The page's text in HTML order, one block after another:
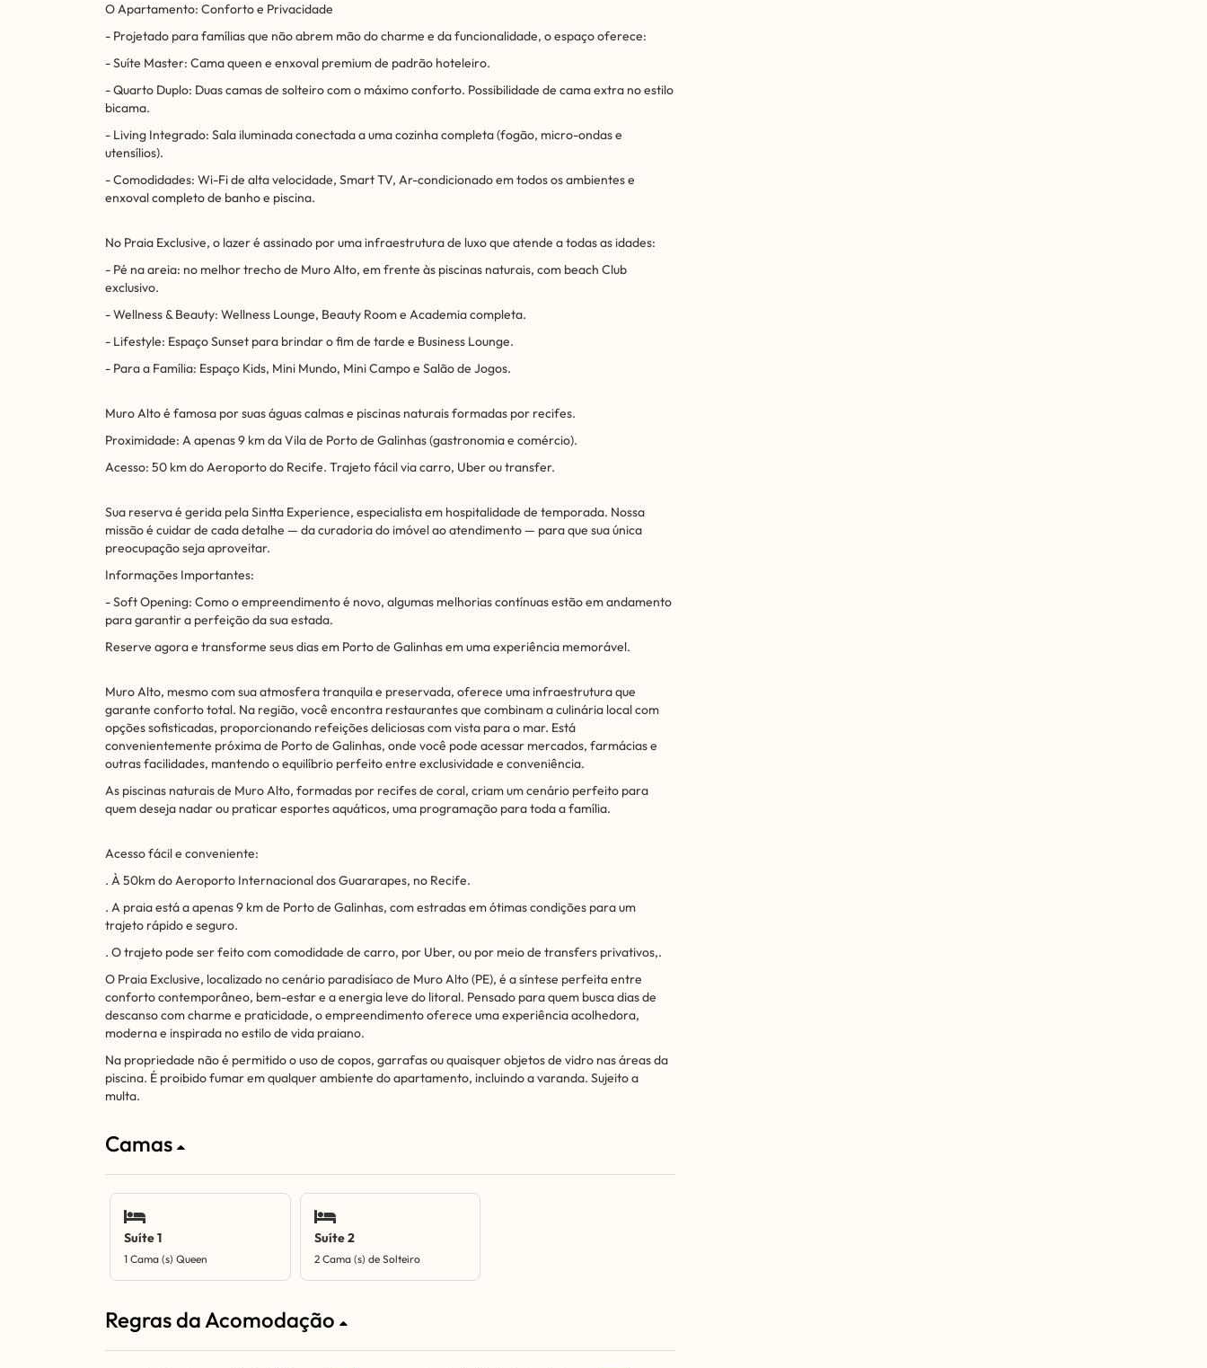
O Apartamento: Conforto e Privacidade
- Projetado para famílias que não abrem mão do charme e da funcionalidade, o espaço oferece:
- Suíte Master: Cama queen e enxoval premium de padrão hoteleiro.
- Quarto Duplo: Duas camas de solteiro com o máximo conforto. Possibilidade de cama extra no estilo
bicama.
- Living Integrado: Sala iluminada conectada a uma cozinha completa (fogão, micro-ondas e
utensílios).
- Comodidades: Wi-Fi de alta velocidade, Smart TV, Ar-condicionado em todos os ambientes e
enxoval completo de banho e piscina.
No Praia Exclusive, o lazer é assinado por uma infraestrutura de luxo que atende a todas as idades:
- Pé na areia: no melhor trecho de Muro Alto, em frente às piscinas naturais, com beach Club
exclusivo.
- Wellness & Beauty: Wellness Lounge, Beauty Room e Academia completa.
- Lifestyle: Espaço Sunset para brindar o fim de tarde e Business Lounge.
- Para a Família: Espaço Kids, Mini Mundo, Mini Campo e Salão de Jogos.
Muro Alto é famosa por suas águas calmas e piscinas naturais formadas por recifes.
Proximidade: A apenas 9 km da Vila de Porto de Galinhas (gastronomia e comércio).
Acesso: 50 km do Aeroporto do Recife. Trajeto fácil via carro, Uber ou transfer.
Sua reserva é gerida pela Sintta Experience, especialista em hospitalidade de temporada. Nossa
missão é cuidar de cada detalhe — da curadoria do imóvel ao atendimento — para que sua única
preocupação seja aproveitar.
Informações Importantes:
- Soft Opening: Como o empreendimento é novo, algumas melhorias contínuas estão em andamento
para garantir a perfeição da sua estada.
Reserve agora e transforme seus dias em Porto de Galinhas em uma experiência memorável.
Muro Alto, mesmo com sua atmosfera tranquila e preservada, oferece uma infraestrutura que
garante conforto total. Na região, você encontra restaurantes que combinam a culinária local com
opções sofisticadas, proporcionando refeições deliciosas com vista para o mar. Está
convenientemente próxima de Porto de Galinhas, onde você pode acessar mercados, farmácias e
outras facilidades, mantendo o equilíbrio perfeito entre exclusividade e conveniência.
As piscinas naturais de Muro Alto, formadas por recifes de coral, criam um cenário perfeito para
quem deseja nadar ou praticar esportes aquáticos, uma programação para toda a família.
Acesso fácil e conveniente:
. À 50km do Aeroporto Internacional dos Guararapes, no Recife.
. A praia está a apenas 9 km de Porto de Galinhas, com estradas em ótimas condições para um
trajeto rápido e seguro.
. O trajeto pode ser feito com comodidade de carro, por Uber, ou por meio de transfers privativos,.
O Praia Exclusive, localizado no cenário paradisíaco de Muro Alto (PE), é a síntese perfeita entre
conforto contemporâneo, bem-estar e a energia leve do litoral. Pensado para quem busca dias de
descanso com charme e praticidade, o empreendimento oferece uma experiência acolhedora,
moderna e inspirada no estilo de vida praiano.
Na propriedade não é permitido o uso de copos, garrafas ou quaisquer objetos de vidro nas áreas da
piscina. É proibido fumar em qualquer ambiente do apartamento, incluindo a varanda. Sujeito a
multa.
Camas
Suíte 1
1 Cama (s) Queen
Suíte 2
2 Cama (s) de Solteiro
Regras da Acomodação